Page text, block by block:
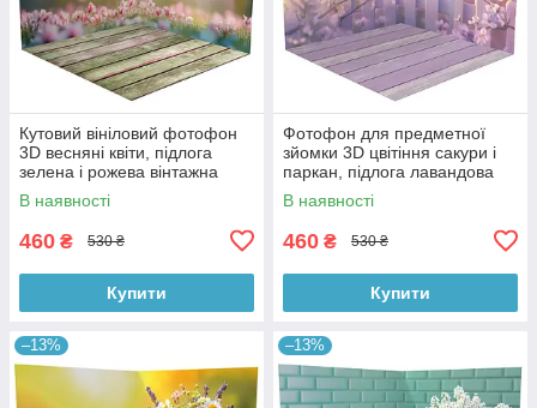
Кутовий вініловий фотофон
3D весняні квіти, підлога
зелена і рожева вінтажна
дошка, 50×50 см, №58615
В наявності
460 ₴ 530 ₴
Купити
Фотофон для предметної
зйомки 3D цвітіння сакури і
паркан, підлога лавандова
дошка і дерево, 50×50 см,
№58616
В наявності
460 ₴ 530 ₴
Купити
–13% –13%